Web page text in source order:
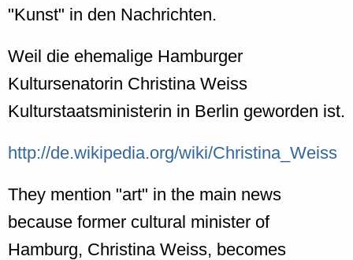
"Kunst" in den Nachrichten.
Weil die ehemalige Hamburger
Kultursenatorin Christina Weiss
Kulturstaatsministerin in Berlin geworden ist.
http://de.wikipedia.org/wiki/Christina_Weiss
They mention "art" in the main news
because former cultural minister of
Hamburg, Christina Weiss, becomes